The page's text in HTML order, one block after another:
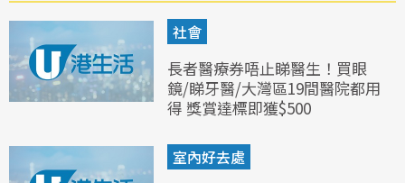
社會
長者醫療券唔止睇醫生！買眼
鏡/睇牙醫/大灣區19間醫院都用
得 獎賞達標即獲$500
室內好去處